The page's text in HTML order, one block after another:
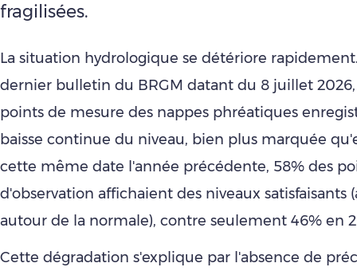
fragilisées.
La situation hydrologique se détériore
dernier bulletin du BRGM datant du 8 juillet 2026,
points de mesure des nappes phréatiques
baisse continue du niveau, bien plus marquée
cette même date l'année précédente, 58% des
d'observation affichaient des niveaux satisfaisants
autour de la normale), contre seulement 46% en
Cette dégradation s'explique par l'absence de